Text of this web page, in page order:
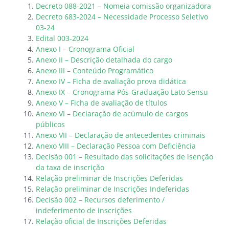
Decreto 088-2021 – Nomeia comissão organizadora
Decreto 683-2024 – Necessidade Processo Seletivo
03-24
Edital 003-2024
Anexo I – Cronograma Oficial
Anexo II – Descrição detalhada do cargo
Anexo III – Conteúdo Programático
Anexo IV – Ficha de avaliação prova didática
Anexo IX – Cronograma Pós-Graduação Lato Sensu
Anexo V – Ficha de avaliação de títulos
Anexo VI – Declaração de acúmulo de cargos
públicos
Anexo VII – Declaração de antecedentes criminais
Anexo VIII – Declaração Pessoa com Deficiência
Decisão 001 – Resultado das solicitações de isenção
da taxa de inscrição
Relação preliminar de Inscrições Deferidas
Relação preliminar de Inscrições Indeferidas
Decisão 002 – Recursos deferimento /
indeferimento de inscrições
Relação oficial de Inscrições Deferidas